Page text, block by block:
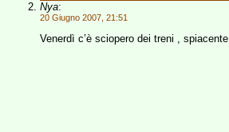
Nya:
20 Giugno 2007, 21:51
Venerdì c’è sciopero dei treni , spiacente